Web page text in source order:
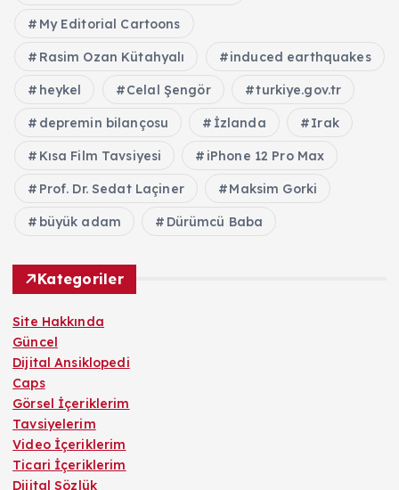
My Editorial Cartoons
Rasim Ozan Kütahyalı induced earthquakes
heykel Celal Şengör turkiye.gov.tr
depremin bilançosu İzlanda Irak
Kısa Film Tavsiyesi iPhone 12 Pro Max
Prof. Dr. Sedat Laçiner Maksim Gorki
büyük adam Dürümcü Baba
Kategoriler
Site Hakkında
Güncel
Dijital Ansiklopedi
Caps
Görsel İçeriklerim
Tavsiyelerim
Video İçeriklerim
Ticari İçeriklerim
Dijital Sözlük